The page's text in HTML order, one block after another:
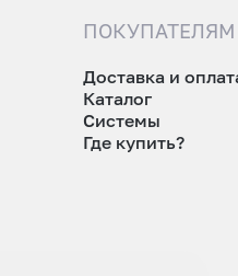
ПОКУПАТЕЛЯМ
Доставка и
Каталог
Системы
Где купить?